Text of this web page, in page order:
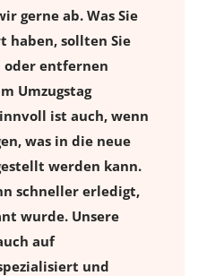
gerne ab. Was Sie
haben, sollten Sie
entfernen
Umzugstag
ist auch, wenn
was in die neue
werden kann.
schneller erledigt,
wurde. Unsere
auf
und